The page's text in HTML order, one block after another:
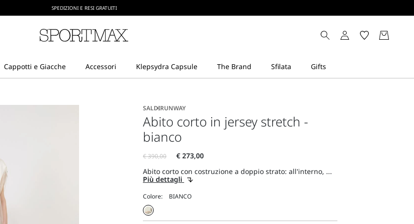
CREA IL TUO ACCOUNT SU SPORTMAX.COM
SPEDIZIONI E RESI GRATUITI
SALDIRUNWAY
Abito corto in jersey stretch -
bianco
Abito corto con costruzione a doppio strato: all'interno, ...
Più dettagli
Colore: